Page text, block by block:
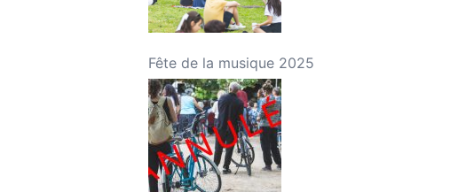
Fête de la musique 2025